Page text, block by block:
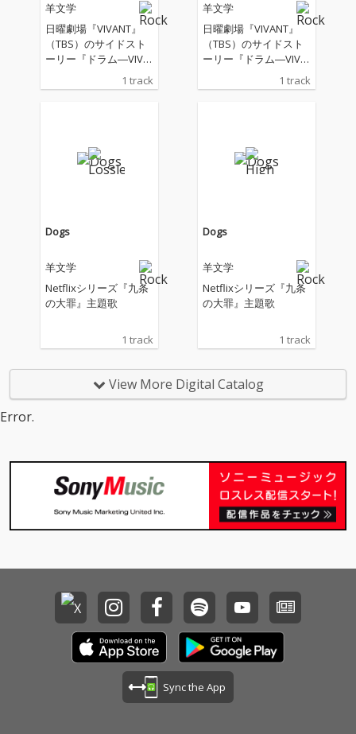
羊文学
日曜劇場『VIVANT』
（TBS）のサイドスト
ーリー『ドラム―VIVA
NT THE ORIGIN STORY
―』の主題歌
1 track
羊文学
日曜劇場『VIVANT』
（TBS）のサイドスト
ーリー『ドラム―VIVA
NT THE ORIGIN STORY
―』の主題歌
1 track
Dogs
羊文学
Netflixシリーズ『九条
の大罪』主題歌
1 track
Dogs
羊文学
Netflixシリーズ『九条
の大罪』主題歌
1 track
View More Digital Catalog
Error.
Sync the App